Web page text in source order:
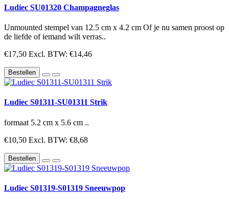
Ludiec SU01320 Champagneglas
Unmounted stempel van 12.5 cm x 4.2 cm Of je nu samen proost op
de liefde of iemand wilt verras..
€17,50 Excl. BTW: €14,46
Bestellen
Ludiec S01311-SU01311 Strik
formaat 5.2 cm x 5.6 cm ..
€10,50 Excl. BTW: €8,68
Bestellen
Ludiec S01319-S01319 Sneeuwpop